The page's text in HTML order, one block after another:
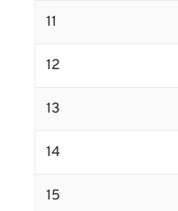
11
12
13
14
15